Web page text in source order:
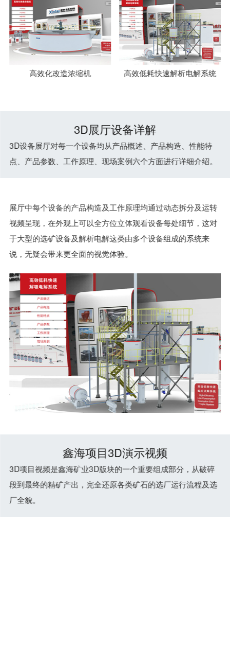
高效化改造浓缩机 高效低耗快速解析电解系统
3D展厅设备详解
3D设备展厅对每一个设备均从产品概述、产品构造、性能特
点、产品参数、工作原理、现场案例六个方面进行详细介绍。
展厅中每个设备的产品构造及工作原理均通过动态拆分及运转
视频呈现，在外观上可以全方位立体观看设备每处细节，这对
于大型的选矿设备及解析电解这类由多个设备组成的系统来
说，无疑会带来更全面的视觉体验。
鑫海项目3D演示视频
3D项目视频是鑫海矿业3D版块的一个重要组成部分，从破碎
段到最终的精矿产出，完全还原各类矿石的选厂运行流程及选
厂全貌。